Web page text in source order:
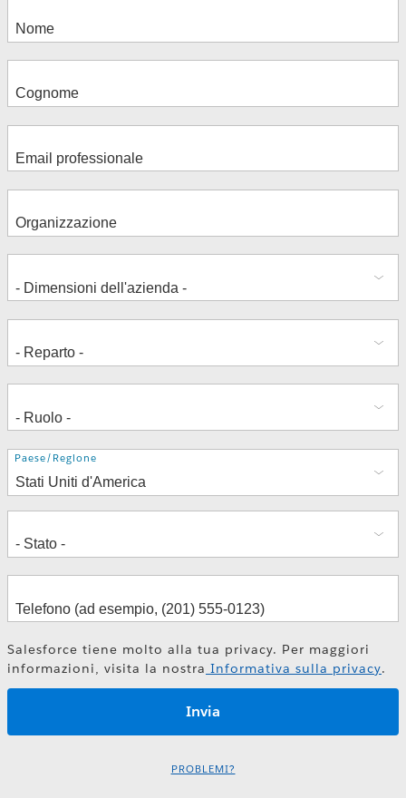
Indirizzo
Paese/Regione
Salesforce tiene molto alla tua privacy. Per maggiori
informazioni, visita la nostra Informativa sulla privacy.
PROBLEMI?